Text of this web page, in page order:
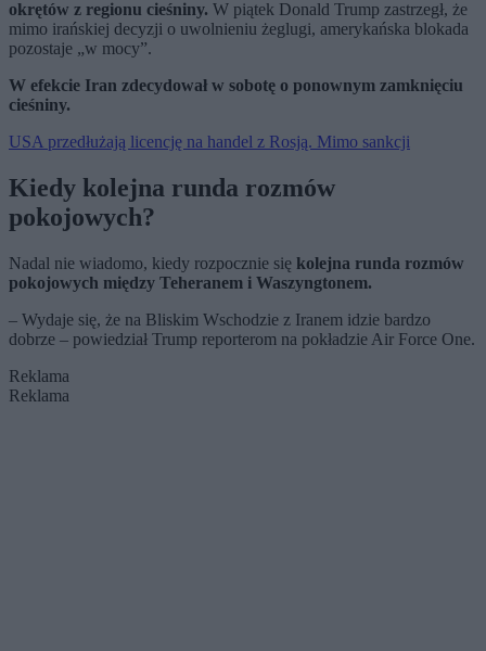
okrętów z regionu cieśniny. W piątek Donald Trump zastrzegł, że
mimo irańskiej decyzji o uwolnieniu żeglugi, amerykańska blokada
pozostaje „w mocy”.
W efekcie Iran zdecydował w sobotę o ponownym zamknięciu
cieśniny.
USA przedłużają licencję na handel z Rosją. Mimo sankcji
Kiedy kolejna runda rozmów
pokojowych?
Nadal nie wiadomo, kiedy rozpocznie się kolejna runda rozmów
pokojowych między Teheranem i Waszyngtonem.
– Wydaje się, że na Bliskim Wschodzie z Iranem idzie bardzo
dobrze – powiedział Trump reporterom na pokładzie Air Force One.
Reklama
Reklama